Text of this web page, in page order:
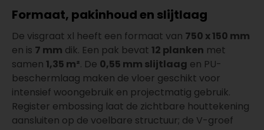
Formaat, pakinhoud en slijtlaag
De visgraat xl heeft een formaat van 750 x 150 mm
en is 7 mm dik. Een pak bevat 12 planken met
samen 1,35 m². De 0,55 mm slijtlaag en PU-
beschermlaag maken de vloer geschikt voor
intensief woongebruik en projectmatig gebruik.
Register embossing laat de zichtbare houttekening
aansluiten op de voelbare structuur; de V-groef